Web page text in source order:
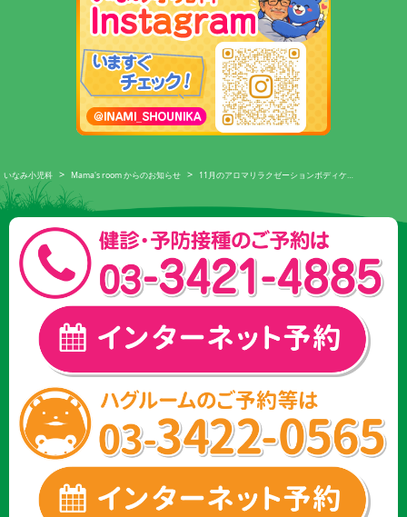
いなみ小児科 > Mama's room からのお知らせ > 11月のアロマリラクゼーションボディケ…